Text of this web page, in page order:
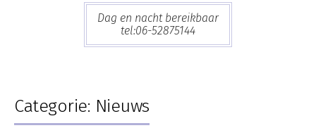
Dag en nacht bereikbaar
tel:06-52875144
Categorie: Nieuws